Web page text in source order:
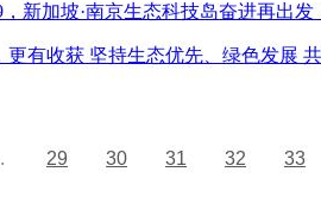
新加坡·南京生态科技岛奋进再出发
更有收获 坚持生态优先、绿色发展
29 30 31 32 33